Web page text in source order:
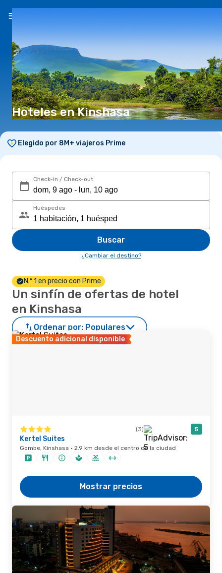
Hoteles en Kinshasa
Elegido por 8M+ viajeros Prime
Check-in / Check-out
Huéspedes
Buscar
¿Cambiar el destino?
N.º 1 en precio con Prime
Un sinfín de ofertas de hotel
en Kinshasa
Ordenar por: Populares
Descuento adicional disponible
(3) 5
Kertel Suites
Gombe, Kinshasa · 2.9 km desde el centro de la ciudad
Mostrar precios